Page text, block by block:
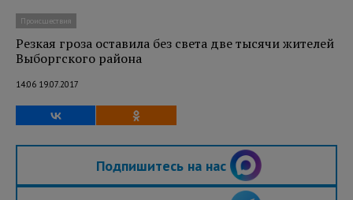
Происшествия
Резкая гроза оставила без света две тысячи жителей
Выборгского района
14:06 19.07.2017
Подпишитесь на нас